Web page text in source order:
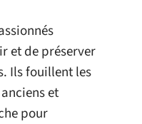
et de préserver
Ils fouillent les
et
pour